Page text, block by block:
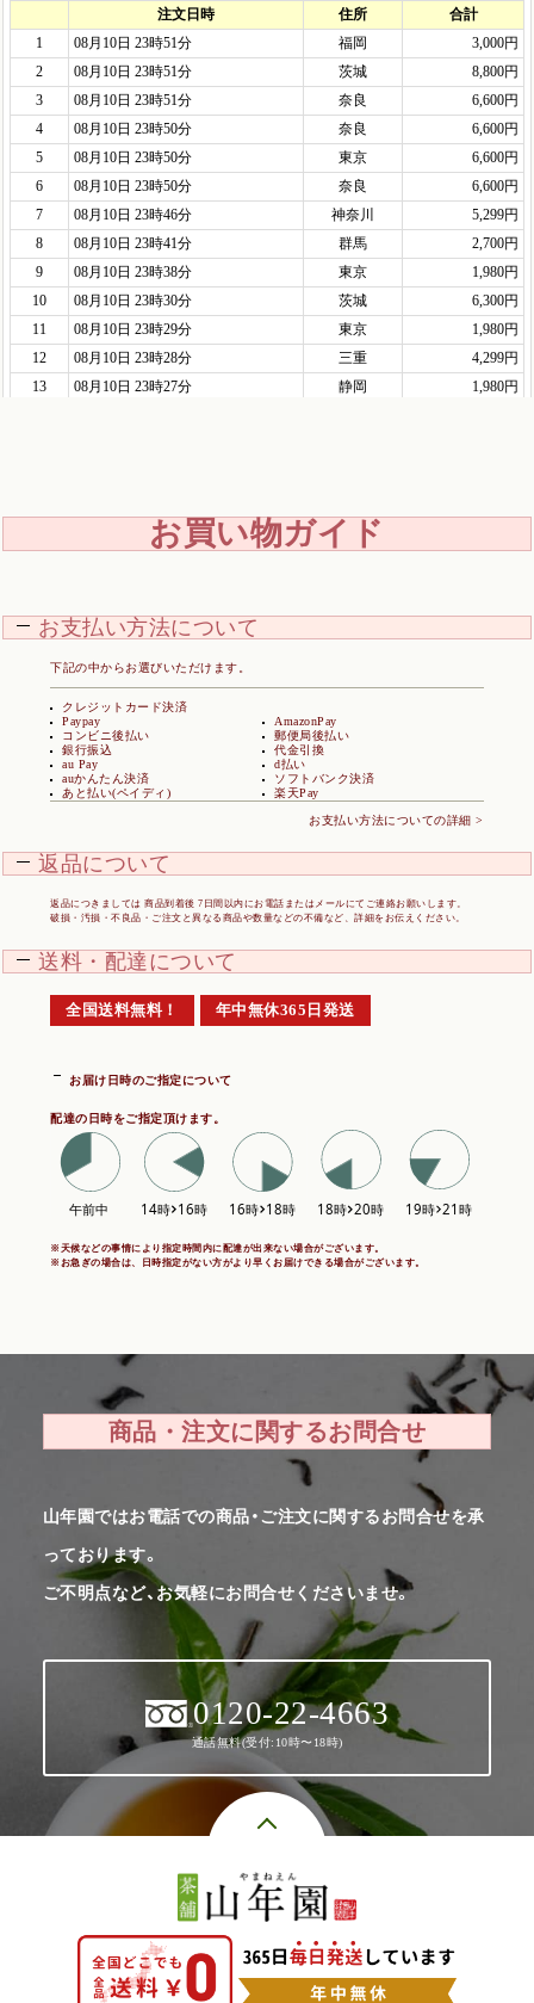
お買い物ガイド
お支払い方法について
下記の中からお選びいただけます。
クレジットカード決済
Paypay
AmazonPay
コンビニ後払い
郵便局後払い
銀行振込
代金引換
au Pay
d払い
auかんたん決済
ソフトバンク決済
あと払い(ペイディ)
楽天Pay
お支払い方法についての詳細 >
返品について
返品につきましては 商品到着後 7日間以内にお電話またはメールにてご連絡お願いします。
破損・汚損・不良品・ご注文と異なる商品や数量などの不備など、詳細をお伝えください。
送料・配達について
全国送料無料！ 年中無休365日発送
お届け日時のご指定について
配達の日時をご指定頂けます。
※天候などの事情により指定時間内に配達が出来ない場合がございます。
※お急ぎの場合は、日時指定がない方がより早くお届けできる場合がございます。
商品・注文に関するお問合せ
山年園ではお電話での商品・ご注文に関するお問合せを承
っております。
ご不明点など、お気軽にお問合せくださいませ。
0120-22-4663
通話無料(受付:10時〜18時)